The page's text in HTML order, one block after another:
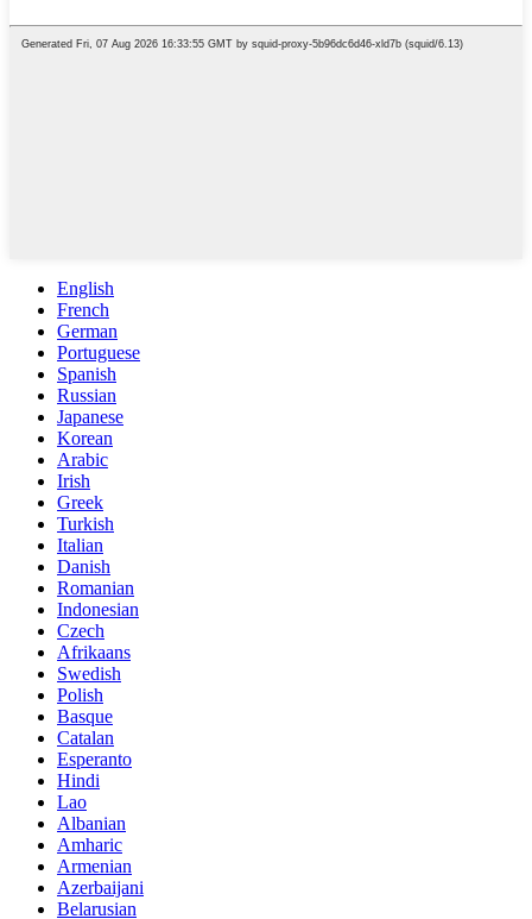
English
French
German
Portuguese
Spanish
Russian
Japanese
Korean
Arabic
Irish
Greek
Turkish
Italian
Danish
Romanian
Indonesian
Czech
Afrikaans
Swedish
Polish
Basque
Catalan
Esperanto
Hindi
Lao
Albanian
Amharic
Armenian
Azerbaijani
Belarusian